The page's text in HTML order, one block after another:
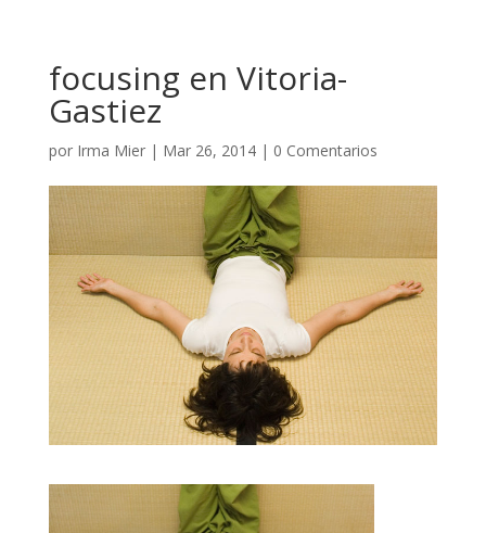
focusing en Vitoria-
Gastiez
por Irma Mier| Mar 26, 2014| 0 Comentarios